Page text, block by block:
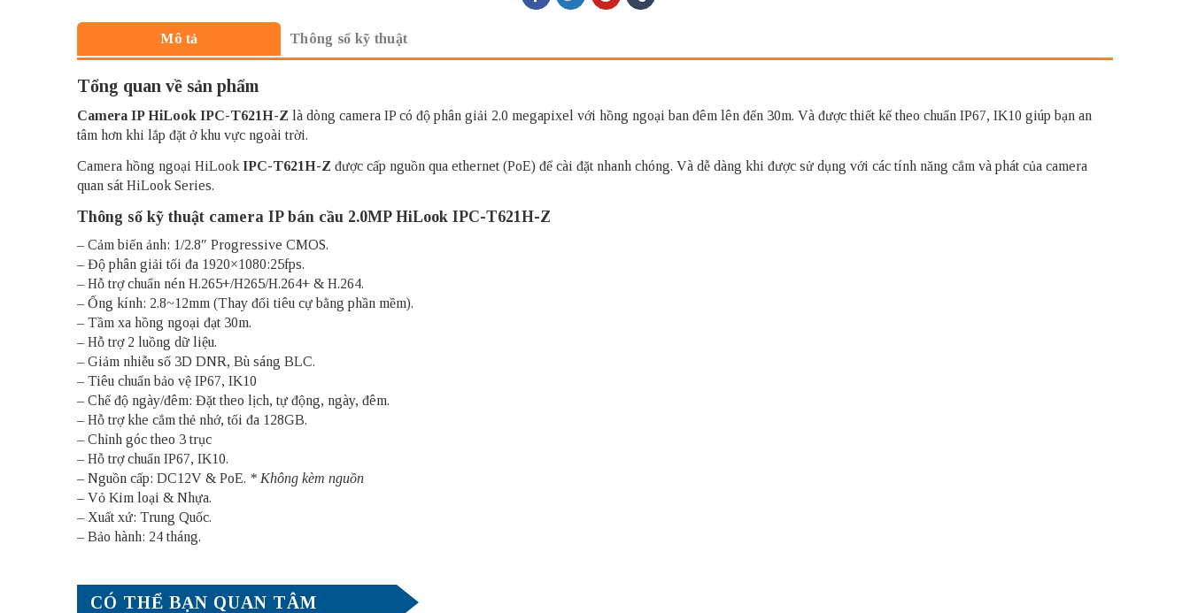
Mô tả Thông số kỹ thuật
Tổng quan về sản phẩm
Camera IP HiLook IPC-T621H-Z là dòng camera IP có độ phân giải 2.0 megapixel với hồng ngoại ban đêm lên đến 30m. Và được thiết kế theo chuẩn IP67, IK10 giúp bạn an
tâm hơn khi lắp đặt ở khu vực ngoài trời.
Camera hồng ngoại HiLook IPC-T621H-Z được cấp nguồn qua ethernet (PoE) để cài đặt nhanh chóng. Và dễ dàng khi được sử dụng với các tính năng cắm và phát của camera
quan sát HiLook Series.
Thông số kỹ thuật camera IP bán cầu 2.0MP HiLook IPC-T621H-Z
– Cảm biến ảnh: 1/2.8″ Progressive CMOS.
– Độ phân giải tối đa 1920×1080:25fps.
– Hỗ trợ chuẩn nén H.265+/H265/H.264+ & H.264.
– Ống kính: 2.8~12mm (Thay đổi tiêu cự bằng phần mềm).
– Tầm xa hồng ngoại đạt 30m.
– Hỗ trợ 2 luồng dữ liệu.
– Giảm nhiễu số 3D DNR, Bù sáng BLC.
– Tiêu chuẩn bảo vệ IP67, IK10
– Chế độ ngày/đêm: Đặt theo lịch, tự động, ngày, đêm.
– Hỗ trợ khe cắm thẻ nhớ, tối đa 128GB.
– Chỉnh góc theo 3 trục
– Hỗ trợ chuẩn IP67, IK10.
– Nguồn cấp: DC12V & PoE. * Không kèm nguồn
– Vỏ Kim loại & Nhựa.
– Xuất xứ: Trung Quốc.
– Bảo hành: 24 tháng.
CÓ THỂ BẠN QUAN TÂM